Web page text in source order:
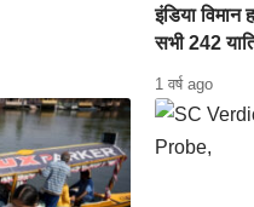
इंडिया
सभी 242
1 वर्ष ago